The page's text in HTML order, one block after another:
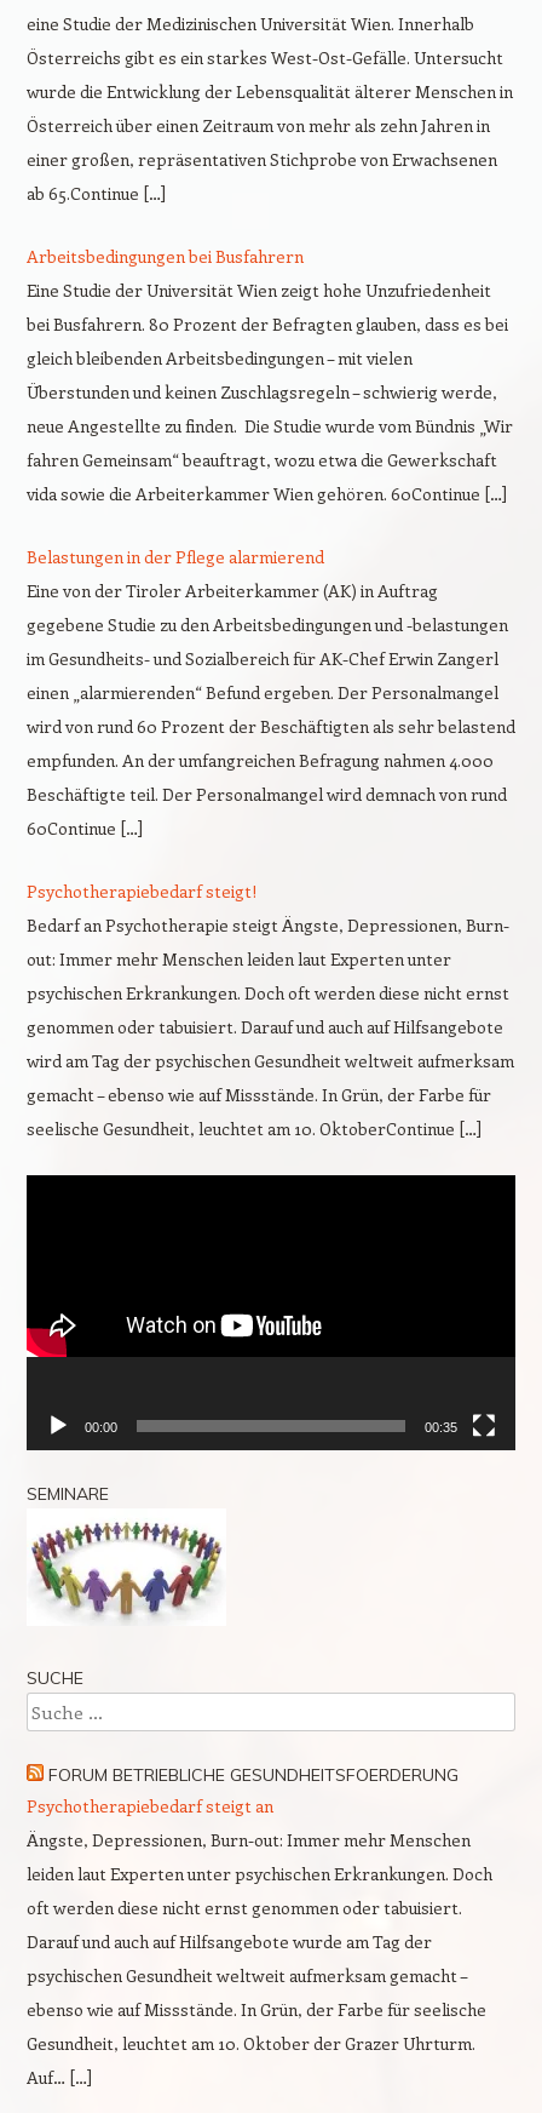
eine Studie der Medizinischen Universität Wien. Innerhalb
Österreichs gibt es ein starkes West-Ost-Gefälle. Untersucht
wurde die Entwicklung der Lebensqualität älterer Menschen in
Österreich über einen Zeitraum von mehr als zehn Jahren in
einer großen, repräsentativen Stichprobe von Erwachsenen
ab 65.Continue […]
Arbeitsbedingungen bei Busfahrern
Eine Studie der Universität Wien zeigt hohe Unzufriedenheit
bei Busfahrern. 80 Prozent der Befragten glauben, dass es bei
gleich bleibenden Arbeitsbedingungen – mit vielen
Überstunden und keinen Zuschlagsregeln – schwierig werde,
neue Angestellte zu finden. Die Studie wurde vom Bündnis „Wir
fahren Gemeinsam“ beauftragt, wozu etwa die Gewerkschaft
vida sowie die Arbeiterkammer Wien gehören. 60Continue […]
Belastungen in der Pflege alarmierend
Eine von der Tiroler Arbeiterkammer (AK) in Auftrag
gegebene Studie zu den Arbeitsbedingungen und -belastungen
im Gesundheits- und Sozialbereich für AK-Chef Erwin Zangerl
einen „alarmierenden“ Befund ergeben. Der Personalmangel
wird von rund 60 Prozent der Beschäftigten als sehr belastend
empfunden. An der umfangreichen Befragung nahmen 4.000
Beschäftigte teil. Der Personalmangel wird demnach von rund
60Continue […]
Psychotherapiebedarf steigt!
Bedarf an Psychotherapie steigt Ängste, Depressionen, Burn-
out: Immer mehr Menschen leiden laut Experten unter
psychischen Erkrankungen. Doch oft werden diese nicht ernst
genommen oder tabuisiert. Darauf und auch auf Hilfsangebote
wird am Tag der psychischen Gesundheit weltweit aufmerksam
gemacht – ebenso wie auf Missstände. In Grün, der Farbe für
seelische Gesundheit, leuchtet am 10. OktoberContinue […]
00:00 00:35
SEMINARE
SUCHE
Suche
FORUM BETRIEBLICHE GESUNDHEITSFOERDERUNG
Psychotherapiebedarf steigt an
Ängste, Depressionen, Burn-out: Immer mehr Menschen
leiden laut Experten unter psychischen Erkrankungen. Doch
oft werden diese nicht ernst genommen oder tabuisiert.
Darauf und auch auf Hilfsangebote wurde am Tag der
psychischen Gesundheit weltweit aufmerksam gemacht –
ebenso wie auf Missstände. In Grün, der Farbe für seelische
Gesundheit, leuchtet am 10. Oktober der Grazer Uhrturm.
Auf… […]